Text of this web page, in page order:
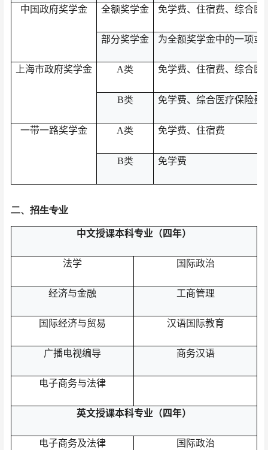
中国政府奖学金 全额奖学金 免学费、住宿费、综合医
部分奖学金 为全额奖学金中的一项或
上海市政府奖学金 A类 免学费、住宿费、综合医
B类 免学费、综合医疗保险费
一带一路奖学金 A类 免学费、住宿费
B类 免学费
二、 招生专业
中文授课本科专业（四年）
法学 国际政治
经济与金融 工商管理
国际经济与贸易 汉语国际教育
广播电视编导 商务汉语
电子商务与法律
英文授课本科专业（四年）
电子商务及法律 国际政治